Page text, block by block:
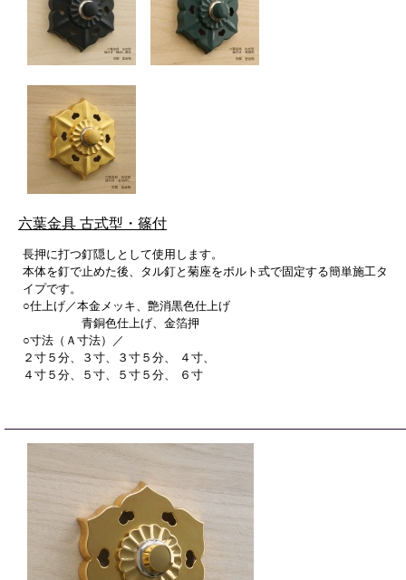
六葉金具 古式型・篠付
長押に打つ釘隠しとして使用します。
本体を釘で止めた後、タル釘と菊座をボルト式で固定する簡単施工タ
イプです。
○仕上げ／本金メッキ、艶消黒色仕上げ
青銅色仕上げ、金箔押
○寸法（Ａ寸法）／
２寸５分、３寸、３寸５分、 ４寸、
４寸５分、５寸、５寸５分、 ６寸